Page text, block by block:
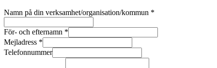
Namn på din verksamhet/organisation/kommun *
För- och efternamn *
Mejladress *
Telefonnummer